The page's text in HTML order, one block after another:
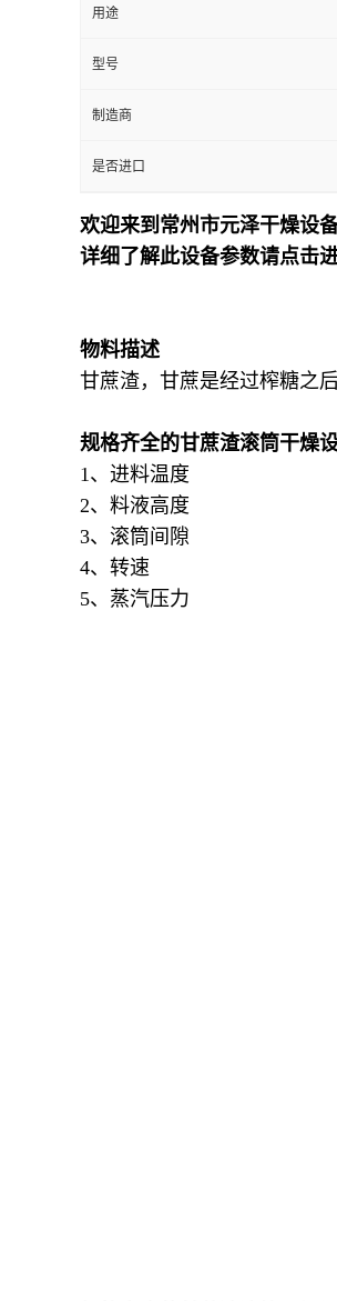
用途
型号
制造商
是否进口
欢迎来到常州市元泽干燥设
详细了解此设备参数请点击
物料描述
甘蔗渣，甘蔗是经过榨糖之后
规格齐全的甘蔗渣滚筒干燥
1、进料温度
2、料液高度
3、滚筒间隙
4、转速
5、蒸汽压力